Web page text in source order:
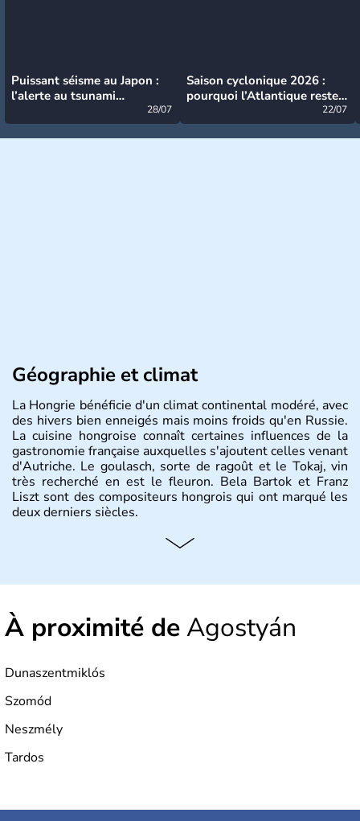
Puissant séisme au Japon :
l’alerte au tsunami
28/07
Saison cyclonique 2026 :
pourquoi l’Atlantique reste
22/07
Géographie et climat
La Hongrie bénéficie d'un climat continental modéré, avec
des hivers bien enneigés mais moins froids qu'en Russie.
La cuisine hongroise connaît certaines influences de la
gastronomie française auxquelles s'ajoutent celles venant
d'Autriche. Le goulasch, sorte de ragoût et le Tokaj, vin
très recherché en est le fleuron. Bela Bartok et Franz
Liszt sont des compositeurs hongrois qui ont marqué les
deux derniers siècles.
Histoire et administration
depuis 2004, la Hongrie est aussi appelée « pays magyar
pays dont la langue est bien-sûr le hongrois et la
monnaie le forint. Sa capitale s'appelle Budapest.
développée en Hongrie.
À proximité deAgostyán
Dunaszentmiklós
Szomód
Neszmély
Tardos